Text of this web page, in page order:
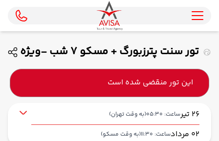
تور سنت پترزبورگ + مسکو 7 شب -ویژه
مرداد و شهریور ماه 1405 ( ماهان ایر )
این تور منقضی شده است
26 تیر ساعت: 05:30 (به وقت تهران)
02 مرداد ساعت: 11:30 (به وقت مسکو)